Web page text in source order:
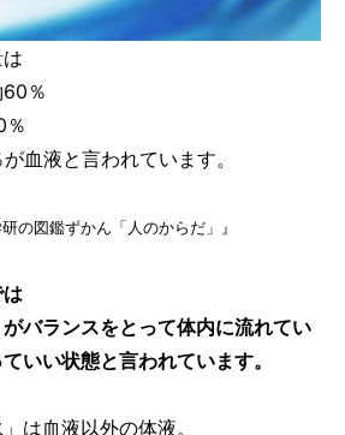
％
％
血液と言われています。
の図鑑ずかん「人のからだ」』
がバランスをとって体内に流れてい
いい状態と言われています。
は血液以外の体液。